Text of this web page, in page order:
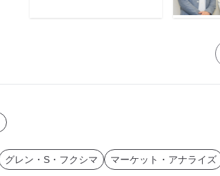
グレン・S・フクシマ マーケット・アナライズ